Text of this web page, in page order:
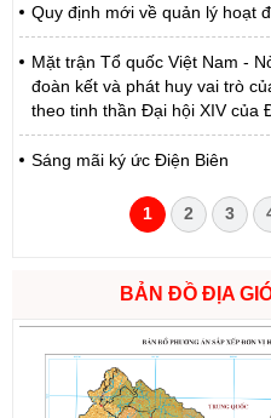
Quy định mới về quản lý hoạt
Mặt trận Tổ quốc Việt Nam -
đoàn kết và phát huy vai trò
theo tinh thần Đại hội XIV của
Sáng mãi ký ức Điện Biên
1 2 3
BẢN ĐỒ ĐỊA